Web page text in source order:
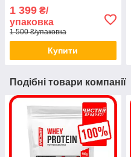
1 399 ₴/
упаковка
1 500 ₴/упаковка
Купити
Подібні товари компанії